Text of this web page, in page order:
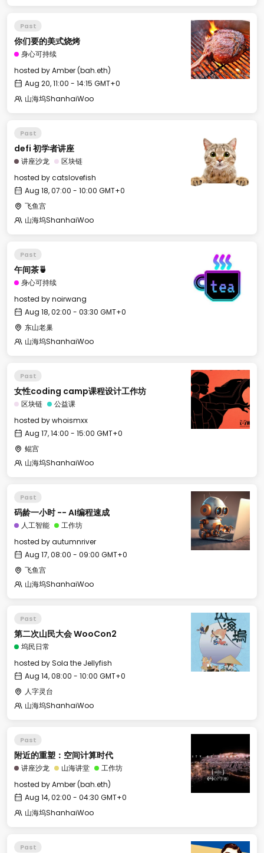
Past
你们要的美式烧烤
身心可持续
hosted byAmber (bah.eth)
Aug 20, 11:00 - 14:15 GMT+0
山海坞ShanhaiWoo
Past
defi 初学者讲座
讲座沙龙
区块链
hosted bycatslovefish
Aug 18, 07:00 - 10:00 GMT+0
飞鱼宫
山海坞ShanhaiWoo
Past
午间茶🍵
身心可持续
hosted bynoirwang
Aug 18, 02:00 - 03:30 GMT+0
东山老巢
山海坞ShanhaiWoo
Past
女性coding camp课程设计工作坊
区块链
公益课
hosted bywhoismxx
Aug 17, 14:00 - 15:00 GMT+0
鲲宫
山海坞ShanhaiWoo
Past
码龄一小时 -- AI编程速成
人工智能
工作坊
hosted byautumnriver
Aug 17, 08:00 - 09:00 GMT+0
飞鱼宫
山海坞ShanhaiWoo
Past
第二次山民大会 WooCon2
坞民日常
hosted bySola the Jellyfish
Aug 14, 08:00 - 10:00 GMT+0
人字灵台
山海坞ShanhaiWoo
Past
附近的重塑：空间计算时代
讲座沙龙 山海讲堂
工作坊
hosted byAmber (bah.eth)
Aug 14, 02:00 - 04:30 GMT+0
山海坞ShanhaiWoo
Past